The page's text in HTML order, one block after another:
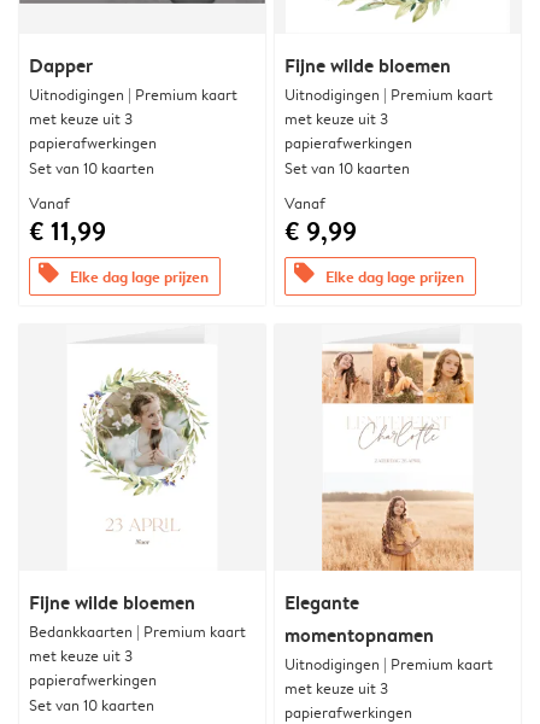
Dapper
Uitnodigingen | Premium kaart
met keuze uit 3
papierafwerkingen
Set van 10 kaarten
Vanaf
€ 11,99
offers Elke dag lage prijzen
Fijne wilde bloemen
Uitnodigingen | Premium kaart
met keuze uit 3
papierafwerkingen
Set van 10 kaarten
Vanaf
€ 9,99
offers Elke dag lage prijzen
Fijne wilde bloemen
Bedankkaarten | Premium kaart
met keuze uit 3
papierafwerkingen
Set van 10 kaarten
Elegante
momentopnamen
Uitnodigingen | Premium kaart
met keuze uit 3
papierafwerkingen